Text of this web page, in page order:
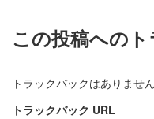
この投稿への
トラックバックはありません
トラックバック URL